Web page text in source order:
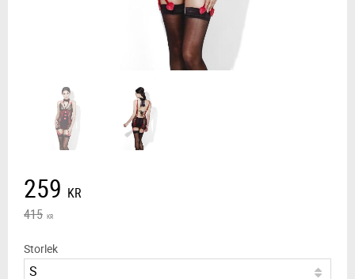
Nedsatt pris:
259 KR
Ordinarie pris:
415 KR
Storlek